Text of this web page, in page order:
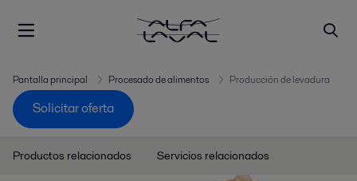
Pantalla principal Procesado de alimentos Producción de levadura
Solicitar oferta
Productos relacionados Servicios relacionados